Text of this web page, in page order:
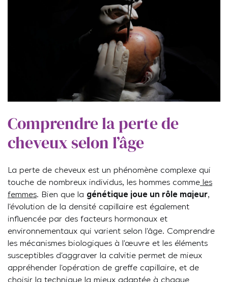
Comprendre la perte de
cheveux selon l’âge
La perte de cheveux est un phénomène complexe qui
touche de nombreux individus, les hommes commeles
femmes. Bien que la génétique joue un rôle majeur,
l’évolution de la densité capillaire est également
influencée par des facteurs hormonaux et
environnementaux qui varient selon l’âge. Comprendre
les mécanismes biologiques à l’œuvre et les éléments
susceptibles d’aggraver la calvitie permet de mieux
appréhender l’opération de greffe capillaire, et de